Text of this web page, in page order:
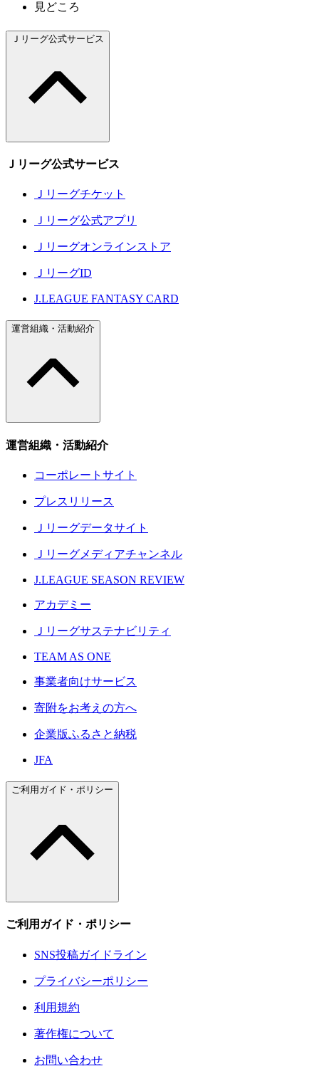
見どころ
Ｊリーグ公式サービス
Ｊリーグ公式サービス
Ｊリーグチケット
Ｊリーグ公式アプリ
Ｊリーグオンラインストア
ＪリーグID
J.LEAGUE FANTASY CARD
運営組織・活動紹介
運営組織・活動紹介
コーポレートサイト
プレスリリース
Ｊリーグデータサイト
Ｊリーグメディアチャンネル
J.LEAGUE SEASON REVIEW
アカデミー
Ｊリーグサステナビリティ
TEAM AS ONE
事業者向けサービス
寄附をお考えの方へ
企業版ふるさと納税
JFA
ご利用ガイド・ポリシー
ご利用ガイド・ポリシー
SNS投稿ガイドライン
プライバシーポリシー
利用規約
著作権について
お問い合わせ